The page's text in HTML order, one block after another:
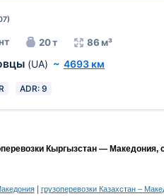
20 т 86 м³
(UA) ~ 4693 км
ADR: 9
Кыргызстан — Македония,
|
грузоперевозки Казахстан –